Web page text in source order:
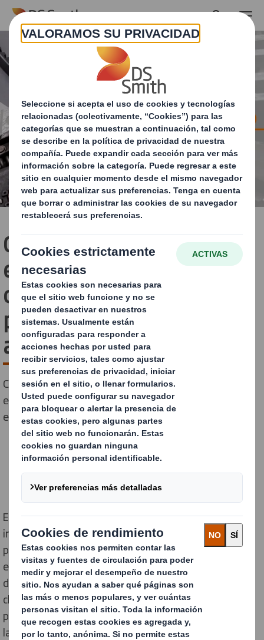
Skip to main content
Caso de éxito: Solución de
embalaje industrial
optimizada para reducir
plásticos vírgenes en
automoción
Cómo ayudamos a un fabricante de automoción a
eliminar 90.000 kg de plástico al año rediseñando su
embalaje interno
En DS Smith Tecnicartoncolaboramos con empresas
industriales que buscan mejorar la eficiencia de los
procesos logísticos y optimizar el diseño de los
embalajes. Este caso refleja cómo un rediseño técnico
de un sistema de celdillas internas permitió a nuestro
cliente del sector automoción reducir el volumen de
plástico empleado, sin comprometer la protección de
las piezas ni la operativa.